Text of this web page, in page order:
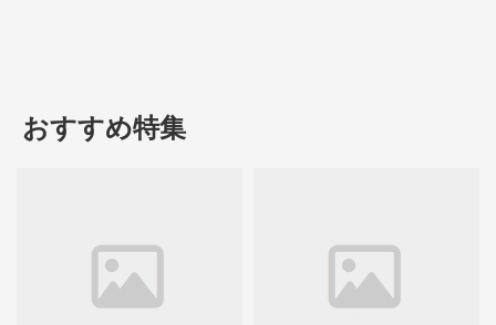
おすすめ特集